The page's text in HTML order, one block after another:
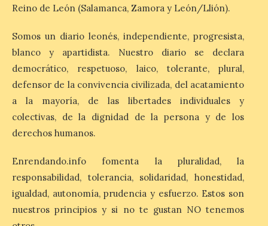
6 Ago 2026
La retinopatía solar puede
visión central, manchas en
el campo visual y
alteraciones en la
percepción de formas y colores. El
San Juan de Dios de León, Dr. Mahave
Ruiz, advierte de […]
La décimo séptima
fotografía León de…viaje
nos llega desde la
carretera CL 626 con
Reino de León (Salamanca, Zamora y León/Llión).
Somos un diario leonés, independiente, progresista,
blanco y apartidista. Nuestro diario se declara
democrático, respetuoso, laico, tolerante, plural,
defensor de la convivencia civilizada, del acatamiento
a la mayoría, de las libertades individuales y
colectivas, de la dignidad de la persona y de los
derechos humanos.
Enrendando.info fomenta la pluralidad, la
responsabilidad, tolerancia, solidaridad, honestidad,
igualdad, autonomía, prudencia y esfuerzo. Estos son
nuestros principios y si no te gustan NO tenemos